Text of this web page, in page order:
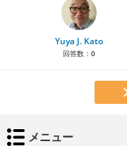
Yuya J. Kato
回答数： 0
メニュー